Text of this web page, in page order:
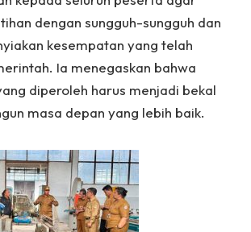
dengan sungguh-sungguh dan
kesempatan yang telah
Ia menegaskan bahwa
diperoleh harus menjadi bekal
masa depan yang lebih baik.